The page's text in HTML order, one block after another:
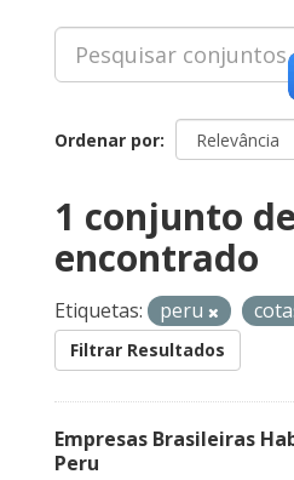
Ordenar por
1 conjunto
encontrado
Etiquetas: peru
Filtrar Resultados
Empresas Brasileiras
Peru